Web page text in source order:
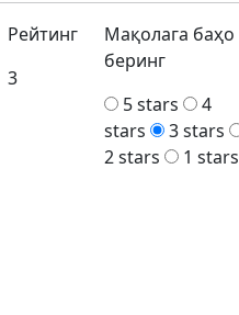
Рейтинг
3
Мақолага баҳо
беринг
5 stars
4
stars
3 stars
2 stars
1 stars